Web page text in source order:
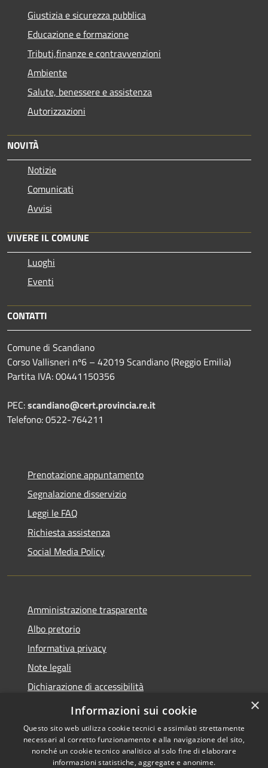
Giustizia e sicurezza pubblica
Educazione e formazione
Tributi,finanze e contravvenzioni
Ambiente
Salute, benessere e assistenza
Autorizzazioni
NOVITÀ
Notizie
Comunicati
Avvisi
VIVERE IL COMUNE
Luoghi
Eventi
CONTATTI
Comune di Scandiano
Corso Vallisneri nº6 – 42019 Scandiano (Reggio Emilia)
Partita IVA: 00441150356
PEC:scandiano@cert.provincia.re.it
Telefono: 0522-764211
Prenotazione appuntamento
Segnalazione disservizio
Leggi le FAQ
Richiesta assistenza
Social Media Policy
Amministrazione trasparente
Albo pretorio
Informativa privacy
Note legali
Dichiarazione di accessibilità
Piano di miglioramento del sito
×
Informazioni sui cookie
Questo sito web utilizza cookie tecnici e assimilati strettamente
necessari al corretto funzionamento e alla navigazione del sito,
nonché un cookie tecnico analitico al solo fine di elaborare
informazioni statistiche, aggregate e anonime.